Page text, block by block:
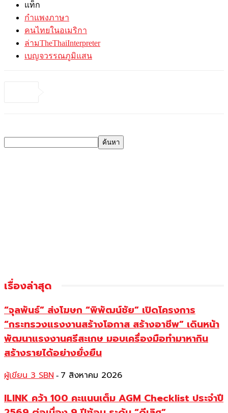
แท็ก
กำแพงภาษา
คนไทยในอเมริกา
ล่ามTheThaiInterpreter
เบญจวรรณภูมิแสน
เรื่องล่าสุด
“จุลพันธ์” ส่งโฆษก “พิพัฒน์ชัย” เปิดโครงการ
“กระทรวงแรงงานสร้างโอกาส สร้างอาชีพ” เดินหน้า
พัฒนาแรงงานศรีสะเกษ มอบเครื่องมือทำมาหากิน
สร้างรายได้อย่างยั่งยืน
ผู้เขียน 3 SBN - 7 สิงหาคม 2026
ILINK คว้า 100 คะแนนเต็ม AGM Checklist ประจำปี